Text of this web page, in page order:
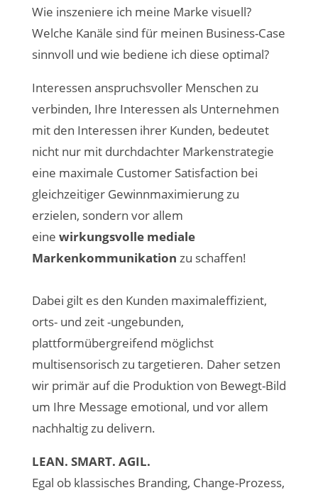
Wie inszeniere ich meine Marke visuell?
Welche Kanäle sind für meinen Business-Case
sinnvoll und wie bediene ich diese optimal?
Interessen anspruchsvoller Menschen zu
verbinden, Ihre Interessen als Unternehmen
mit den Interessen ihrer Kunden, bedeutet
nicht nur mit durchdachter Markenstrategie
eine maximale Customer Satisfaction bei
gleichzeitiger Gewinnmaximierung zu
erzielen, sondern vor allem
eine wirkungsvolle mediale
Markenkommunikation zu schaffen!
Dabei gilt es den Kunden maximaleffizient,
orts- und zeit -ungebunden,
plattformübergreifend möglichst
multisensorisch zu targetieren. Daher setzen
wir primär auf die Produktion von Bewegt-Bild
um Ihre Message emotional, und vor allem
nachhaltig zu delivern.
LEAN. SMART. AGIL.
Egal ob klassisches Branding, Change-Prozess,